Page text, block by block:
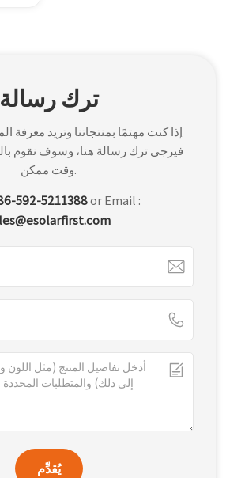
ترك رسالة
إذا كنت مهتمًا بمنتجاتنا وتريد معرفة
فيرجى ترك رسالة هنا، وسوف نقوم
وقت ممكن.
592-5211388or Email :
يُقدِّم